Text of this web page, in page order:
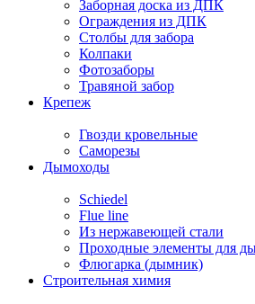
Заборная доска из ДПК
Ограждения из ДПК
Столбы для забора
Колпаки
Фотозаборы
Травяной забор
Крепеж
Гвозди кровельные
Саморезы
Дымоходы
Schiedel
Flue line
Из нержавеющей стали
Проходные элементы для
Флюгарка (дымник)
Строительная химия